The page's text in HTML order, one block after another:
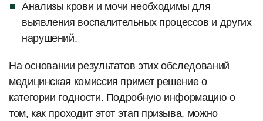
Анализы крови и мочи необходимы для
выявления воспалительных процессов и других
нарушений.
На основании результатов этих обследований
медицинская комиссия примет решение о
категории годности. Подробную информацию о
том, как проходит этот этап призыва, можно